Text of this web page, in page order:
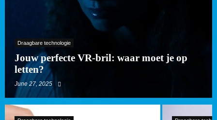
Draagbare technologie
Jouw perfecte VR-bril: waar moet je op
letten?
June 27, 2025